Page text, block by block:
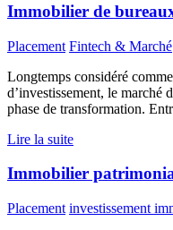
Immobilier de
Placement Fintech & Marché
Longtemps considéré
d’investissement, le marché
phase de transformation.
Lire la suite
Immobilier
Placement investissement